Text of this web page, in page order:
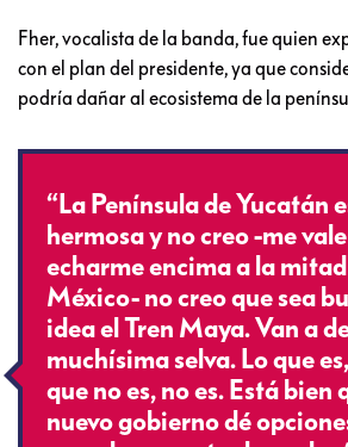
Fher, vocalista de la banda, fue quien
con el plan del presidente, ya que
podría dañar al ecosistema de la
“La Península de Yucatán
hermosa y no creo -me
echarme encima a la
México- no creo que sea
idea el Tren Maya. Van a
muchísima selva. Lo que
que no es, no es. Está bien
nuevo gobierno dé